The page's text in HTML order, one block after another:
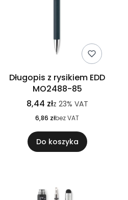
Długopis z rysikiem EDD
MO2488-85
8,44 złz 23% VAT
6,86 złbez VAT
Do koszyka